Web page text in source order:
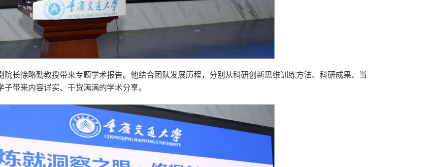
长徐略勤教授带来专题学术报告。他结合团队发展历程，分别从科研创新思维训练方法、科研成果、当
带来内容详实、干货满满的学术分享。